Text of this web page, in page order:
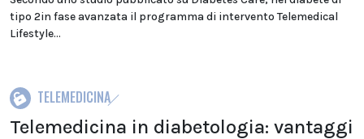
tipo 2in fase avanzata il programma di intervento Telemedical
Lifestyle...
TELEMEDICINA
Telemedicina in diabetologia: vantaggi